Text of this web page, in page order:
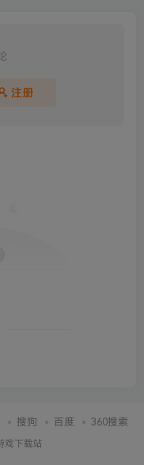
注册
搜狗 百度 360搜索
戏下载站